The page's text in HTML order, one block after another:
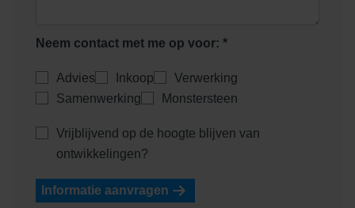
Neem contact met me op voor: *
Advies Inkoop
Verwerking
Samenwerking
Monstersteen
Vrijblijvend op de hoogte blijven van
ontwikkelingen?
Informatie aanvragen